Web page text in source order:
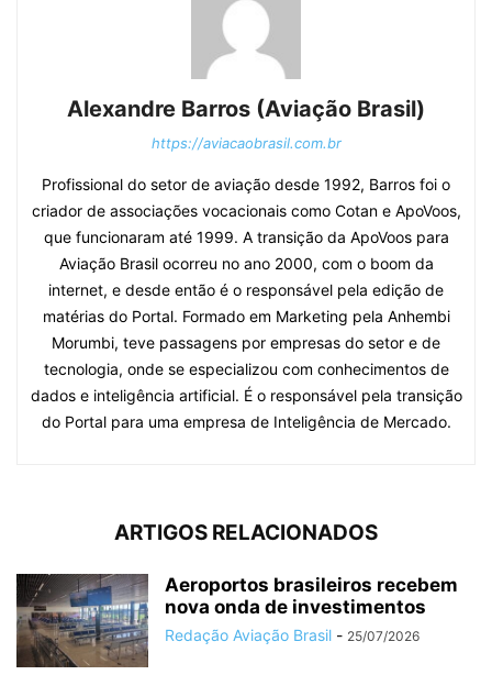
Alexandre Barros (Aviação Brasil)
https://aviacaobrasil.com.br
Profissional do setor de aviação desde 1992, Barros foi o
criador de associações vocacionais como Cotan e ApoVoos,
que funcionaram até 1999. A transição da ApoVoos para
Aviação Brasil ocorreu no ano 2000, com o boom da
internet, e desde então é o responsável pela edição de
matérias do Portal. Formado em Marketing pela Anhembi
Morumbi, teve passagens por empresas do setor e de
tecnologia, onde se especializou com conhecimentos de
dados e inteligência artificial. É o responsável pela transição
do Portal para uma empresa de Inteligência de Mercado.
ARTIGOS RELACIONADOS
Aeroportos brasileiros recebem
nova onda de investimentos
Redação Aviação Brasil - 25/07/2026